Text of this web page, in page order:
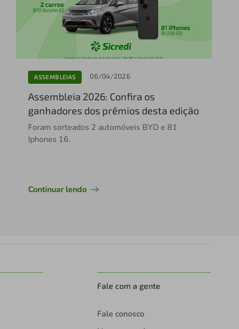
ASSEMBLEIAS 06/04/2026
Assembleia 2026: Confira os
ganhadores dos prêmios desta edição
Foram sorteados 2 automóveis BYD e 81
Iphones 16.
Continuar lendo
Fale com a gente
Fale conosco